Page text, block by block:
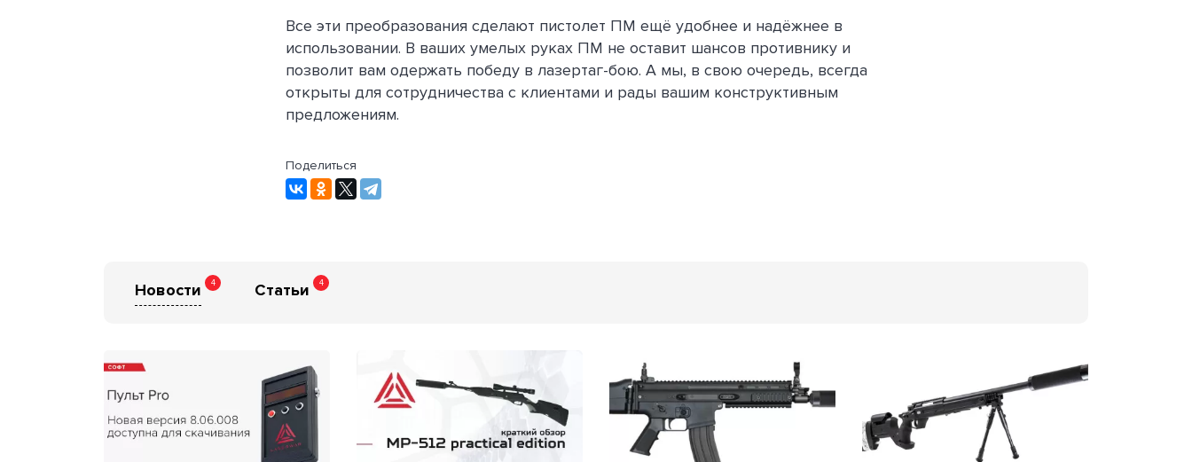
Все эти преобразования сделают пистолет ПМ ещё удобнее и надёжнее в
использовании. В ваших умелых руках ПМ не оставит шансов противнику и
позволит вам одержать победу в лазертаг-бою. А мы, в свою очередь, всегда
открыты для сотрудничества с клиентами и рады вашим конструктивным
предложениям.
Поделиться
Новости 4 Статьи 4